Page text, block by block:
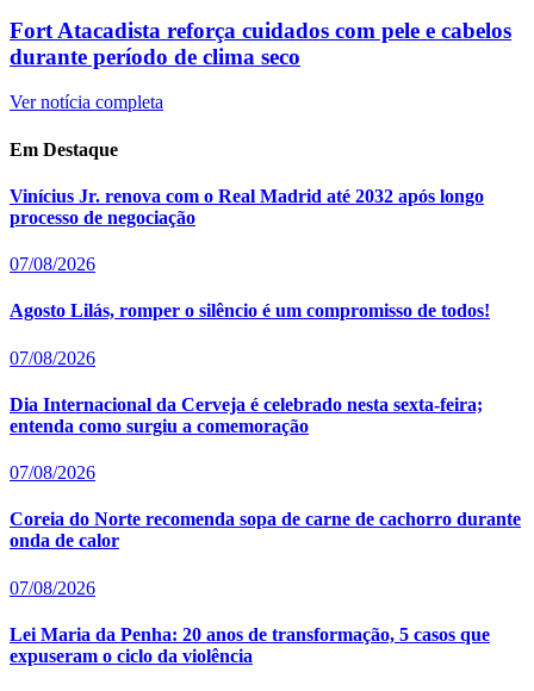
Fort Atacadista reforça cuidados com pele e cabelos
durante período de clima seco
Ver notícia completa
Em Destaque
Vinícius Jr. renova com o Real Madrid até 2032 após longo
processo de negociação
07/08/2026
Agosto Lilás, romper o silêncio é um compromisso de todos!
07/08/2026
Dia Internacional da Cerveja é celebrado nesta sexta-feira;
entenda como surgiu a comemoração
07/08/2026
Coreia do Norte recomenda sopa de carne de cachorro durante
onda de calor
07/08/2026
Lei Maria da Penha: 20 anos de transformação, 5 casos que
expuseram o ciclo da violência